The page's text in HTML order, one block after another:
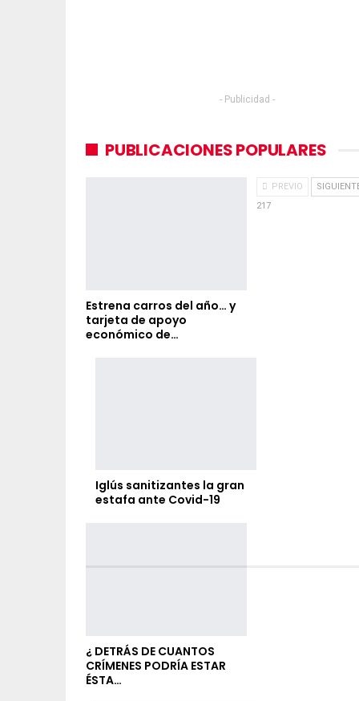
- Publicidad -
PUBLICACIONES POPULARES
Estrena carros del año… y
tarjeta de apoyo
económico de…
Iglús sanitizantes la gran
estafa ante Covid-19
¿ DETRÁS DE CUANTOS
CRÍMENES PODRÍA ESTAR
ÉSTA…
PREVIO
217